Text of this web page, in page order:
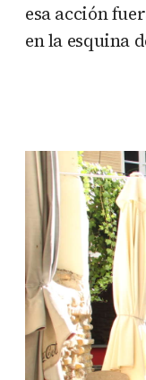
esa acción
en la esquina